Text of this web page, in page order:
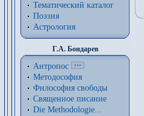
Тематический каталог
Поэзия
Астрология
Г.А. Бондарев
Антропос
Методософия
Философия cвободы
Священное писание
Die Methodologie...